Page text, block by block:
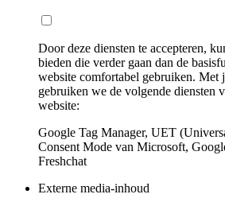
Door deze diensten te accepteren,
bieden die verder gaan dan de
website comfortabel gebruiken. Met
gebruiken we de volgende diensten
website:
Google Tag Manager, UET
Consent Mode van Microsoft,
Freshchat
Externe media-inhoud